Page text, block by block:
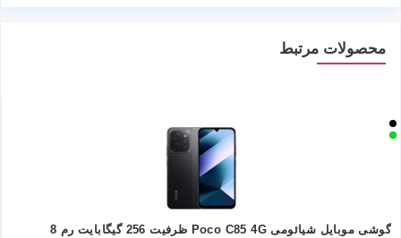
محصولات مرتبط
گوشی موبایل شیائومی Poco C85 4G ظرفیت 256 گیگابایت رم 8